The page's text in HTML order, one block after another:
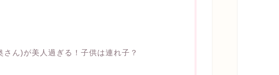
ん)が美人過ぎる！子供は連れ子？